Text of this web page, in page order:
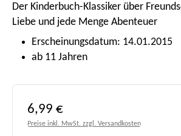
Der Kinderbuch-Klassiker über
Liebe und jede Menge Abenteuer
Erscheinungsdatum: 14.01.2015
ab 11 Jahren
Regulärer Preis:
6,99 €
Preise inkl. MwSt. zzgl. Versandkosten